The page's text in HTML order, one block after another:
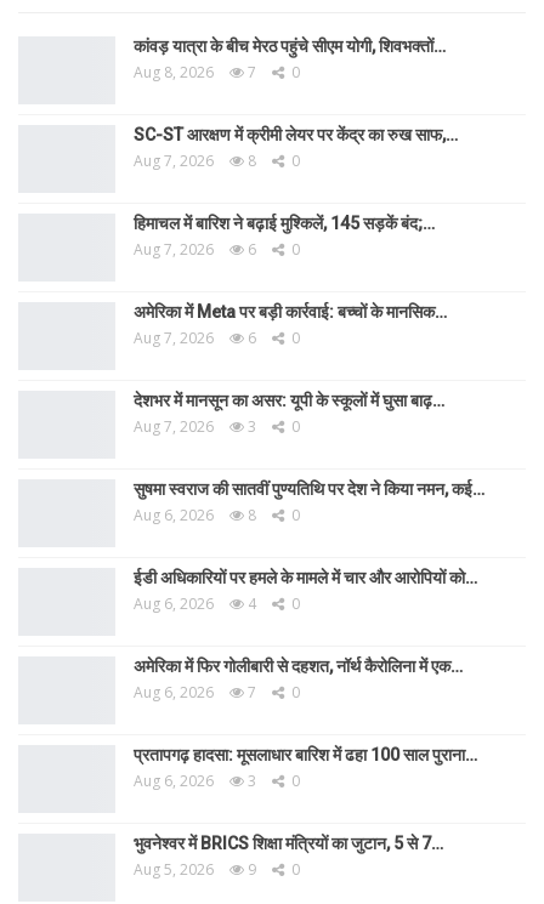
कांवड़ यात्रा के बीच मेरठ पहुंचे सीएम योगी, शिवभक्तों…
Aug 8, 2026 7 0
SC-ST आरक्षण में क्रीमी लेयर पर केंद्र का रुख साफ,…
Aug 7, 2026 8 0
हिमाचल में बारिश ने बढ़ाई मुश्किलें, 145 सड़कें बंद;…
Aug 7, 2026 6 0
अमेरिका में Meta पर बड़ी कार्रवाई: बच्चों के मानसिक…
Aug 7, 2026 6 0
देशभर में मानसून का असर: यूपी के स्कूलों में घुसा बाढ़…
Aug 7, 2026 3 0
सुषमा स्वराज की सातवीं पुण्यतिथि पर देश ने किया नमन, कई…
Aug 6, 2026 8 0
ईडी अधिकारियों पर हमले के मामले में चार और आरोपियों को…
Aug 6, 2026 4 0
अमेरिका में फिर गोलीबारी से दहशत, नॉर्थ कैरोलिना में एक…
Aug 6, 2026 7 0
प्रतापगढ़ हादसा: मूसलाधार बारिश में ढहा 100 साल पुराना…
Aug 6, 2026 3 0
भुवनेश्वर में BRICS शिक्षा मंत्रियों का जुटान, 5 से 7…
Aug 5, 2026 9 0